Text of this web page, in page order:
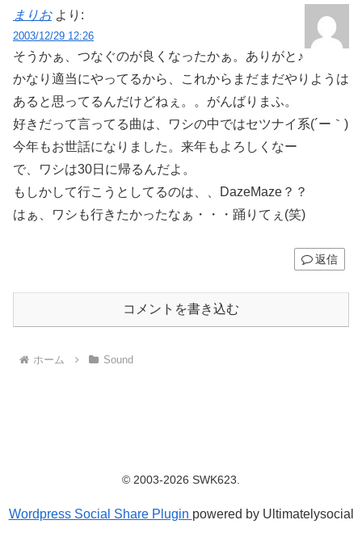
まりお より:
2003/12/29 12:26
そうかぁ、つなぐのが良くなったかぁ。ありがと♪
かなり適当にやってるから、これからまだまだやりようは
あると思ってるんだけどねぇ。。がんばりまふ。
好きだって言ってる曲は、ワシの中ではセツナイ系(´ー｀)
今年もお世話になりました。来年もよろしくなー
で、ワシは30日に帰るんだよ。
もしかして行こうとしてるのは、、DazeMaze？？
はぁ、ワシも行きたかったなぁ・・・踊りてぇ(笑)
返信
コメントを書き込む
ホーム Sound
© 2003-2026 SWK623.
Wordpress Social Share Plugin powered by Ultimatelysocial